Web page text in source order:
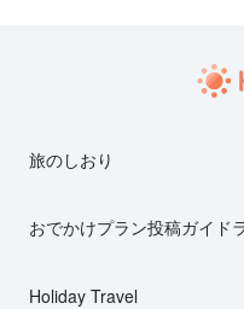
旅のしおり
おでかけプラン投稿ガイド
Holiday Travel